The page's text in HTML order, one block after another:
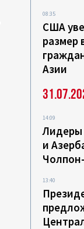
08:35
США
размер
Азии
14:09
Лидеры
и
13:40